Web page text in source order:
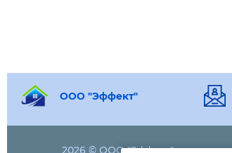
ООО "Эффект"
2026 © ООО "Эффект"